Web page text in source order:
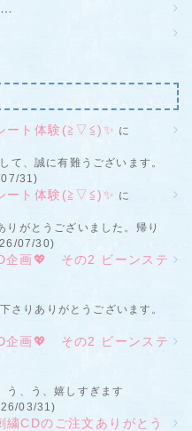
ート体験(≧▽≦)✨ に
て、誠に有難うございます。
07/31)
ート体験(≧▽≦)✨ に
りがとうございました。帰り
07/30)
企画💖 その2 ビーンステ
りありがとうございます。
企画💖 その2 ビーンステ
う、う、嬉しすぎます
03/31)
CDのご注文ありがとう